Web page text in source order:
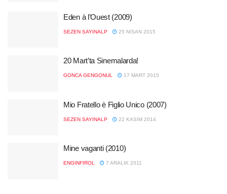
Eden à l’Ouest (2009)
SEZEN SAYINALP 25 NISAN 2015
20 Mart’ta Sinemalarda!
GONCA GENGONUL 17 MART 2015
Mio Fratello è Figlio Unico (2007)
SEZEN SAYINALP 22 KASIM 2014
Mine vaganti (2010)
ENGINFIROL 7 ARALIK 2011